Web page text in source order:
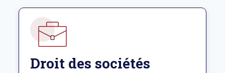
Droit des sociétés